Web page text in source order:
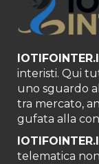
interisti. Qui
uno sguardo
tra mercato,
gufata alla
telematica